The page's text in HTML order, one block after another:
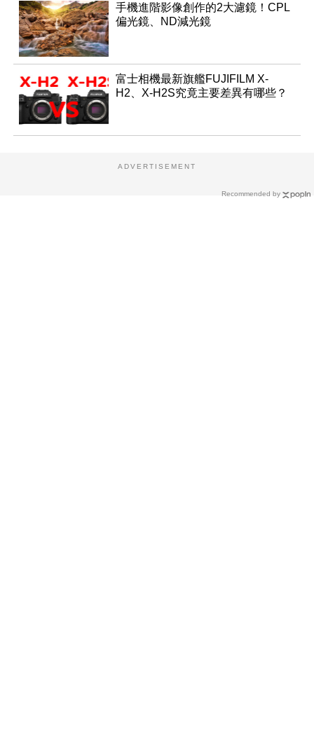
手機進階影像創作的2大濾鏡！CPL
偏光鏡、ND減光鏡
富士相機最新旗艦FUJIFILM X-
H2、X-H2S究竟主要差異有哪些？
Recommended by
ADVERTISEMENT